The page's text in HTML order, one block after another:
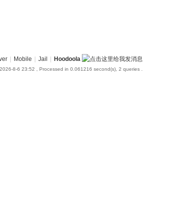
| Mobile | Jail | Hoodoola
8-6 23:52 , Processed in 0.061216 second(s), 2 queries .